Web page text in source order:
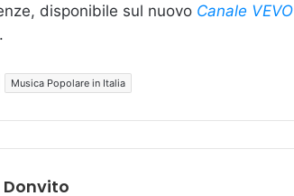
disponibile sul nuovo Canale VEVO
Musica Popolare in Italia
Donvito